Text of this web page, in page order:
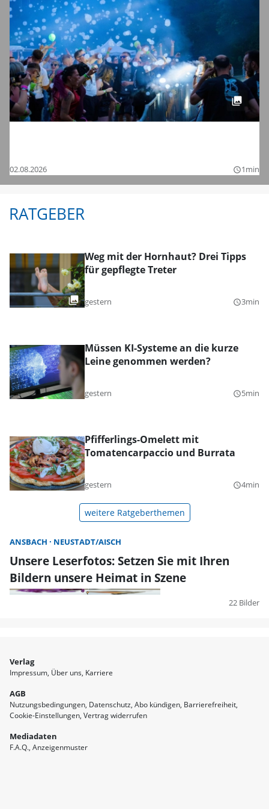
02.08.2026 query_builder1min
RATGEBER
Weg mit der Hornhaut? Drei Tipps
für gepflegte Treter
gestern query_builder3min
Müssen KI-Systeme an die kurze
Leine genommen werden?
gestern query_builder5min
Pfifferlings-Omelett mit
Tomatencarpaccio und Burrata
gestern query_builder4min
weitere Ratgeberthemen
ANSBACH NEUSTADT/AISCH
Unsere Leserfotos: Setzen Sie mit Ihren
Bildern unsere Heimat in Szene
22 Bilder
Verlag
Impressum Über uns Karriere
AGB
Nutzungsbedingungen Datenschutz Abo kündigen Barrierefreiheit
Cookie-Einstellungen Vertrag widerrufen
Mediadaten
F.A.Q. Anzeigenmuster